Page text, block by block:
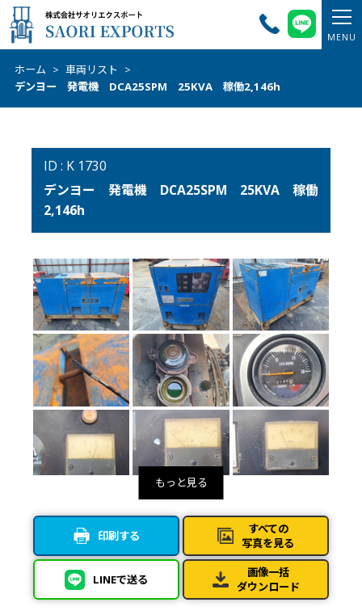
ホーム > 車両リスト >
デンヨー 発電機 DCA25SPM 25KVA 稼働2,146h
ID : K 1730
デンヨー 発電機 DCA25SPM 25KVA 稼働
2,146h
印刷する
LINEで送る
すべての
写真を見る
画像一括
ダウンロード